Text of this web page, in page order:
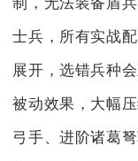
士兵，所有实战
展开，选错兵种
被动效果，大幅
弓手、进阶诸葛